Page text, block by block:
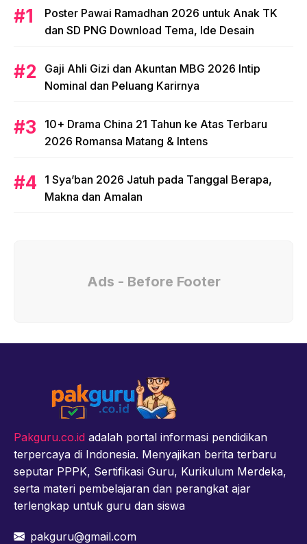
Poster Pawai Ramadhan 2026 untuk Anak TK
dan SD PNG Download Tema, Ide Desain
Gaji Ahli Gizi dan Akuntan MBG 2026 Intip
Nominal dan Peluang Karirnya
10+ Drama China 21 Tahun ke Atas Terbaru
2026 Romansa Matang & Intens
1 Sya’ban 2026 Jatuh pada Tanggal Berapa,
Makna dan Amalan
Ads - Before Footer
Pakguru.co.id adalah portal informasi pendidikan
terpercaya di Indonesia. Menyajikan berita terbaru
seputar PPPK, Sertifikasi Guru, Kurikulum Merdeka,
serta materi pembelajaran dan perangkat ajar
terlengkap untuk guru dan siswa
pakguru@gmail.com